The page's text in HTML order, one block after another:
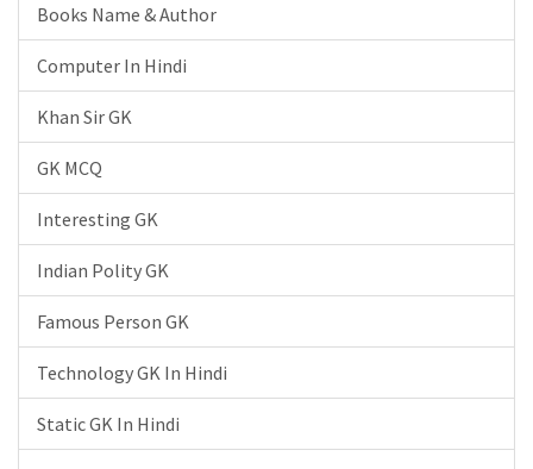
Books Name & Author
Computer In Hindi
Khan Sir GK
GK MCQ
Interesting GK
Indian Polity GK
Famous Person GK
Technology GK In Hindi
Static GK In Hindi